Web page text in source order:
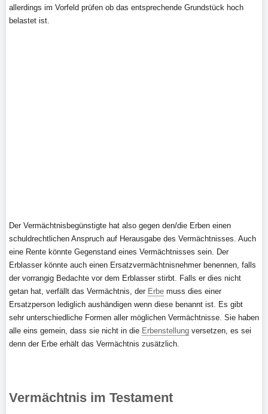
allerdings im Vorfeld prüfen ob das entsprechende Grundstück hoch
belastet ist.
Der Vermächtnisbegünstigte hat also gegen den/die Erben einen
schuldrechtlichen Anspruch auf Herausgabe des Vermächtnisses. Auch
eine Rente könnte Gegenstand eines Vermächtnisses sein. Der
Erblasser könnte auch einen Ersatzvermächtnisnehmer benennen, falls
der vorrangig Bedachte vor dem Erblasser stirbt. Falls er dies nicht
getan hat, verfällt das Vermächtnis, der Erbe muss dies einer
Ersatzperson lediglich aushändigen wenn diese benannt ist. Es gibt
sehr unterschiedliche Formen aller möglichen Vermächtnisse. Sie haben
alle eins gemein, dass sie nicht in die Erbenstellung versetzen, es sei
denn der Erbe erhält das Vermächtnis zusätzlich.
Vermächtnis im Testament